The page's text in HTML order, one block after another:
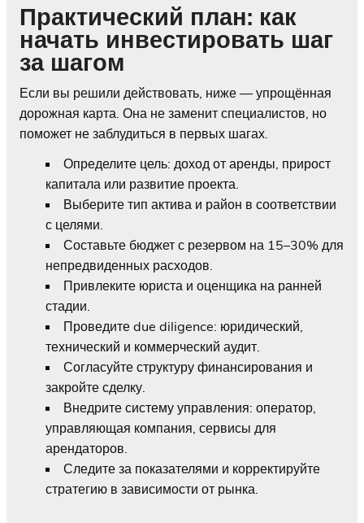
Практический план: как
начать инвестировать шаг
за шагом
Если вы решили действовать, ниже — упрощённая
дорожная карта. Она не заменит специалистов, но
поможет не заблудиться в первых шагах.
Определите цель: доход от аренды, прирост
капитала или развитие проекта.
Выберите тип актива и район в соответствии
с целями.
Составьте бюджет с резервом на 15–30% для
непредвиденных расходов.
Привлеките юриста и оценщика на ранней
стадии.
Проведите due diligence: юридический,
технический и коммерческий аудит.
Согласуйте структуру финансирования и
закройте сделку.
Внедрите систему управления: оператор,
управляющая компания, сервисы для
арендаторов.
Следите за показателями и корректируйте
стратегию в зависимости от рынка.